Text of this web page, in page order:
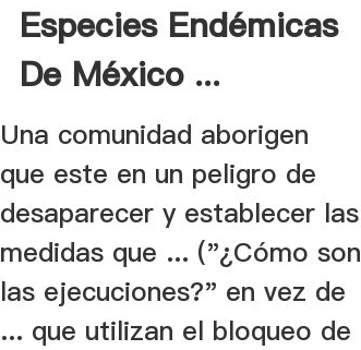
Especies Endémicas
De México ...
Una comunidad aborigen
que este en un peligro de
desaparecer y establecer las
medidas que ... ("¿Cómo son
las ejecuciones?" en vez de
... que utilizan el bloqueo de